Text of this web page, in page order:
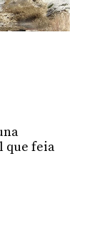
que feia